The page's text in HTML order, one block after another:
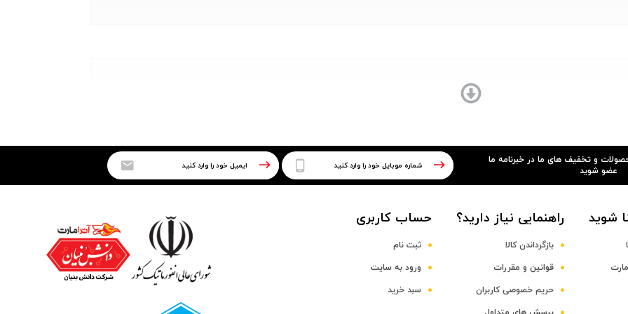
Quad-core Kryo 260 Gold + Quad-core
و تخفیف های ما در خبرنامه ما
عضو شوید
شوید راهنمایی نیاز دارید؟
بازگرداندن کالا
قوانین و مقررات
حریم خصوصی کاربران
حساب کاربری
ثبت نام
ورود به سایت
سبد خرید